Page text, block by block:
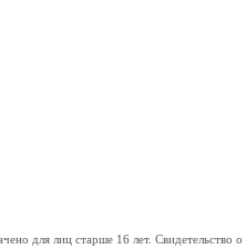
для лиц старше 16 лет.